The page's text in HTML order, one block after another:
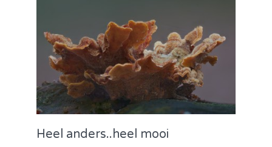
Heel anders..heel mooi